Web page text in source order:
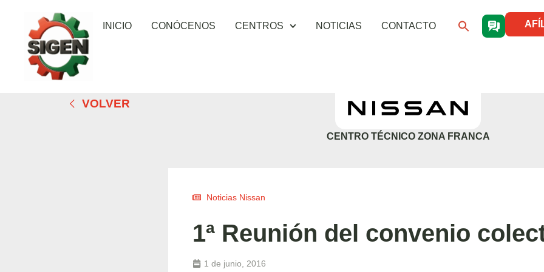
INICIO CONÓCENOS CENTROS NOTICIAS CONTACTO
VOLVER
CENTRO TÉCNICO ZONA FRANCA
Noticias Nissan
1ª Reunión del convenio
1 de junio, 2016